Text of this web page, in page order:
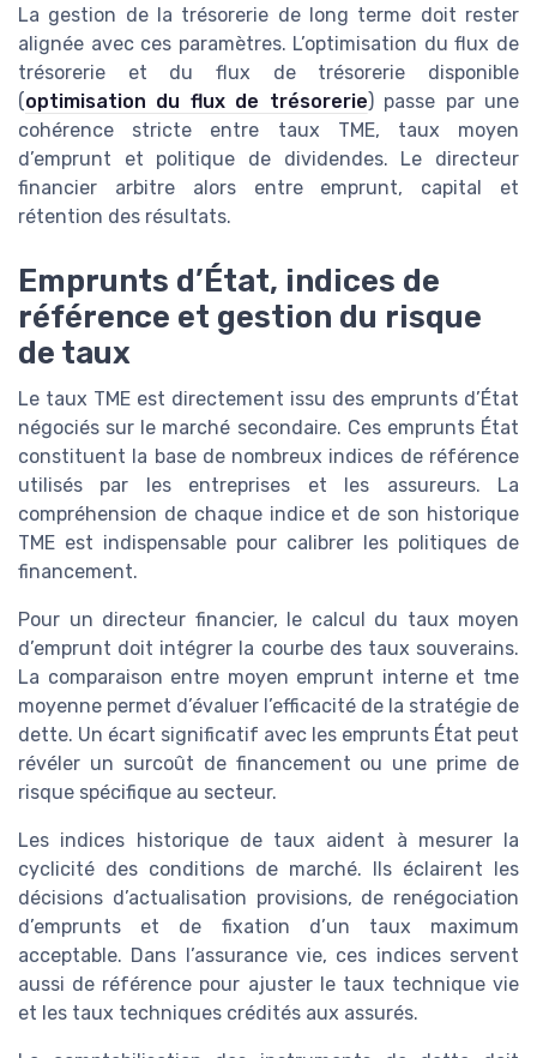
La gestion de la trésorerie de long terme doit rester
alignée avec ces paramètres. L’optimisation du flux de
trésorerie et du flux de trésorerie disponible
(optimisation du flux de trésorerie) passe par une
cohérence stricte entre taux TME, taux moyen
d’emprunt et politique de dividendes. Le directeur
financier arbitre alors entre emprunt, capital et
rétention des résultats.
Emprunts d’État, indices de
référence et gestion du risque
de taux
Le taux TME est directement issu des emprunts d’État
négociés sur le marché secondaire. Ces emprunts État
constituent la base de nombreux indices de référence
utilisés par les entreprises et les assureurs. La
compréhension de chaque indice et de son historique
TME est indispensable pour calibrer les politiques de
financement.
Pour un directeur financier, le calcul du taux moyen
d’emprunt doit intégrer la courbe des taux souverains.
La comparaison entre moyen emprunt interne et tme
moyenne permet d’évaluer l’efficacité de la stratégie de
dette. Un écart significatif avec les emprunts État peut
révéler un surcoût de financement ou une prime de
risque spécifique au secteur.
Les indices historique de taux aident à mesurer la
cyclicité des conditions de marché. Ils éclairent les
décisions d’actualisation provisions, de renégociation
d’emprunts et de fixation d’un taux maximum
acceptable. Dans l’assurance vie, ces indices servent
aussi de référence pour ajuster le taux technique vie
et les taux techniques crédités aux assurés.